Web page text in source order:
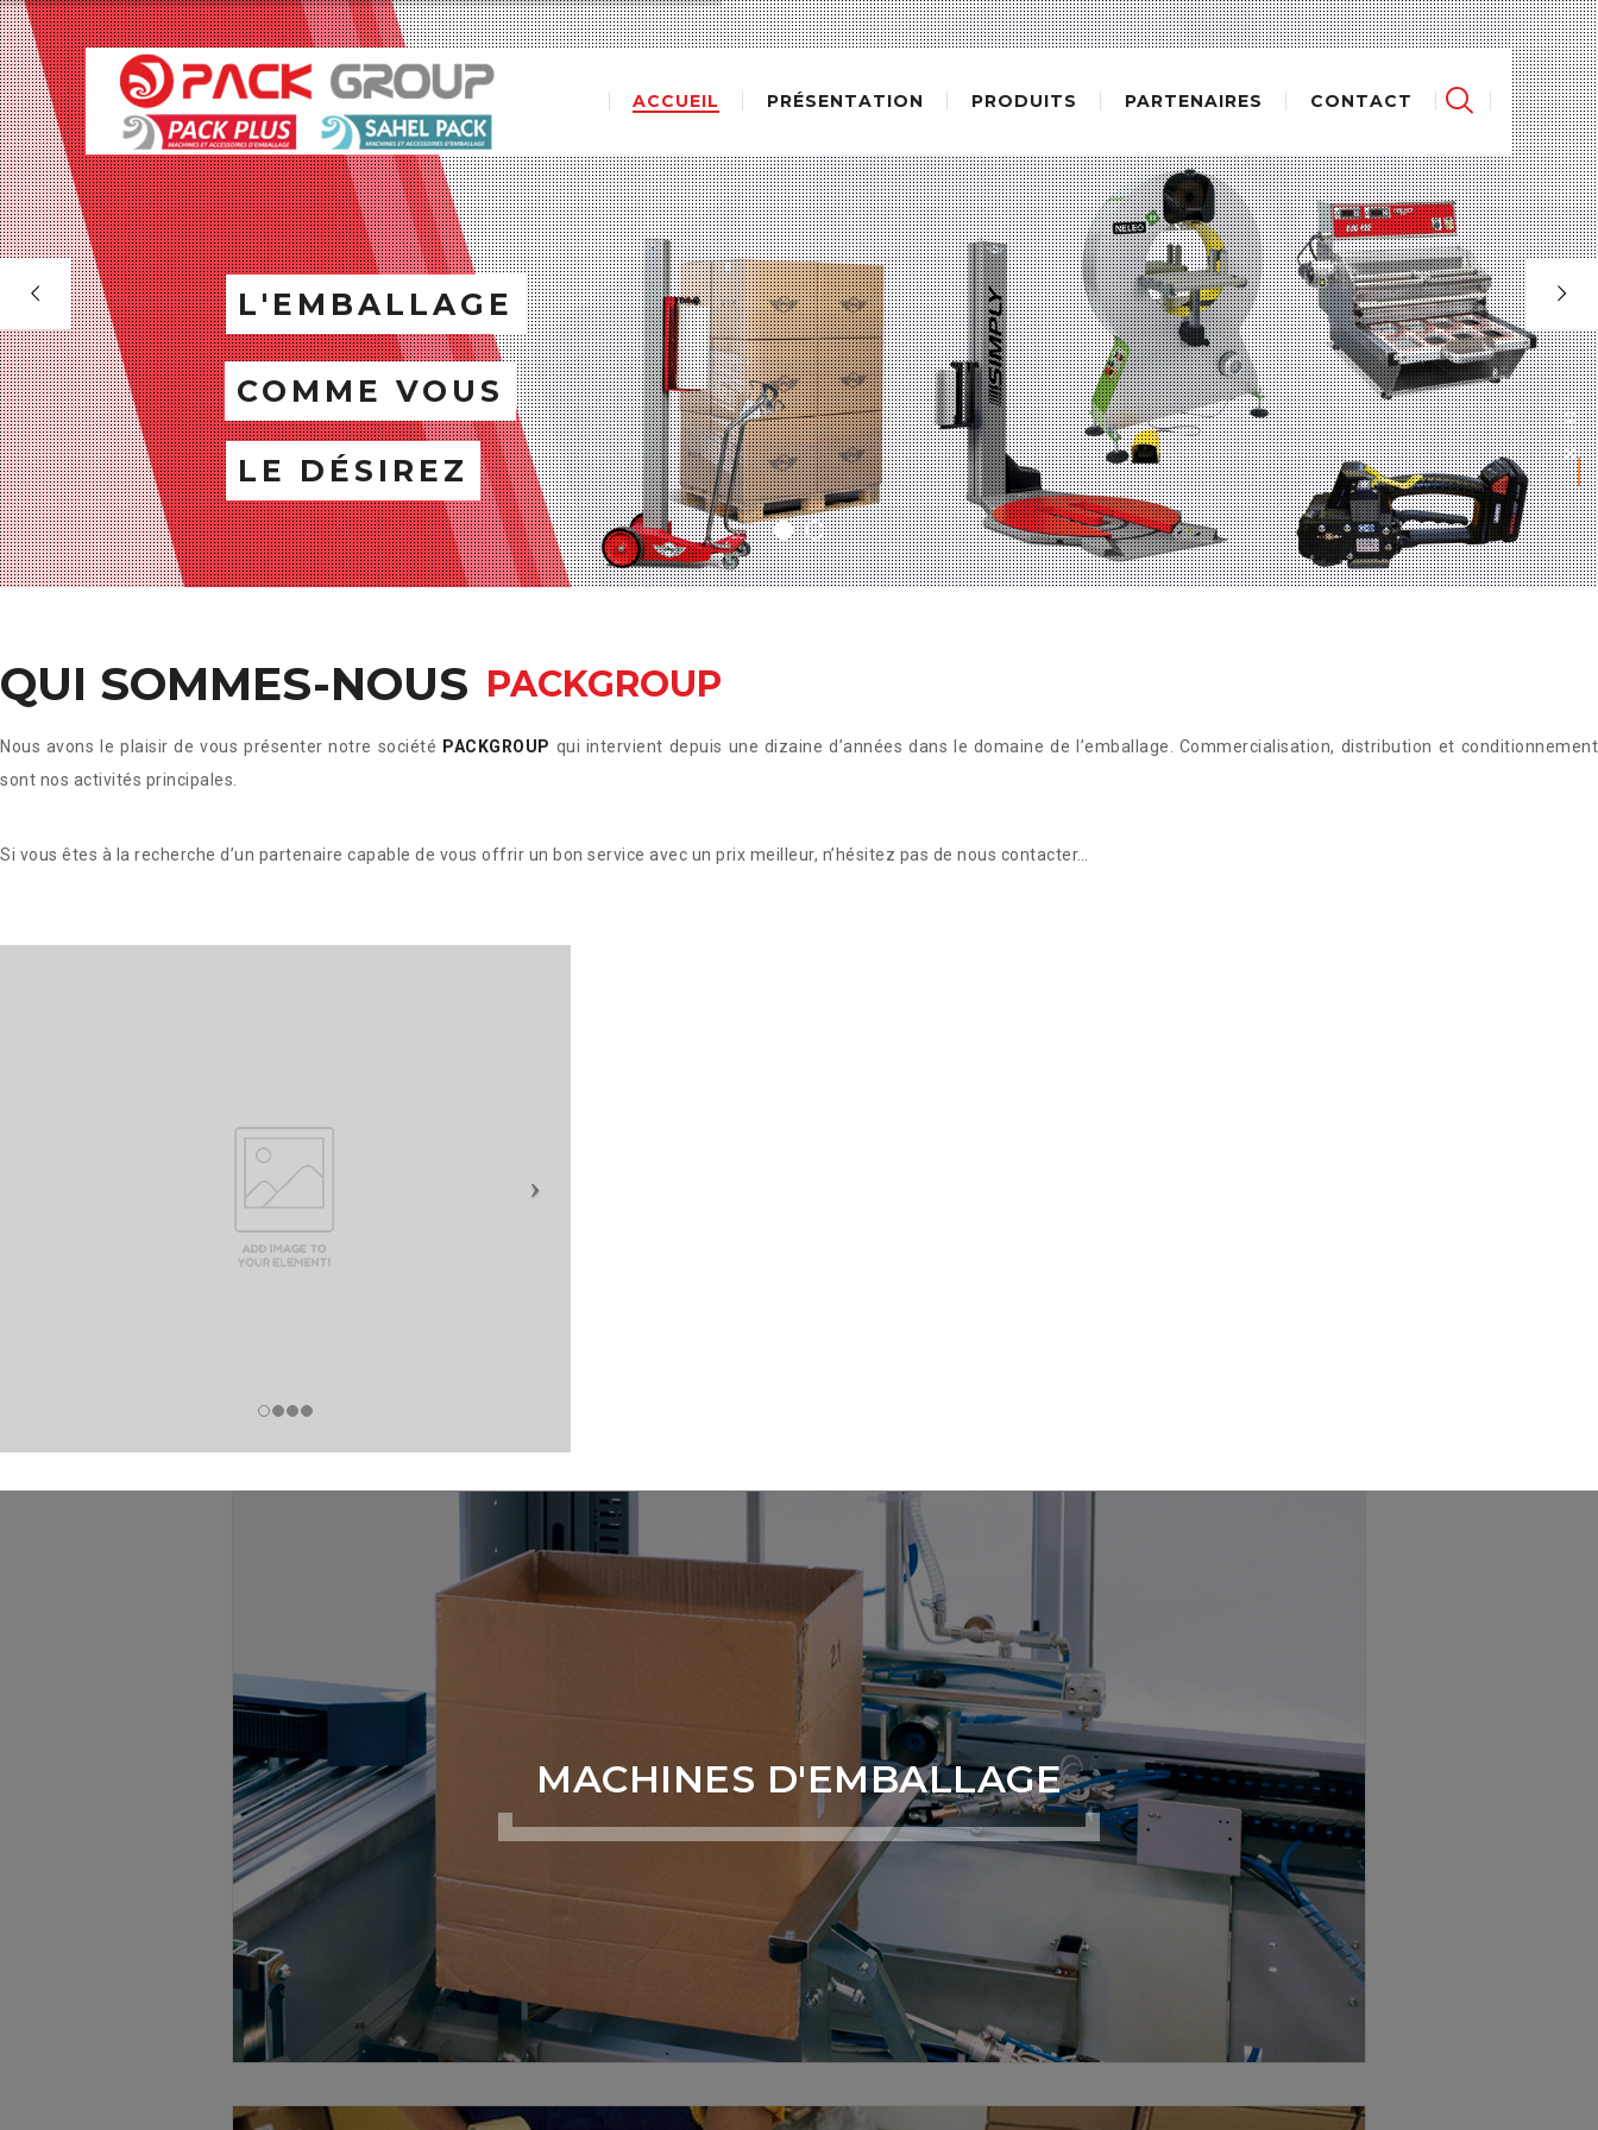
ACCUEIL PRÉSENTATION PRODUITS PARTENAIRES CONTACT
L'EMBALLAGE
COMME VOUS
LE DÉSIREZ
SCROLL
QUI SOMMES-NOUS PACKGROUP
Nous avons le plaisir de vous présenter notre société PACKGROUP qui intervient depuis une dizaine d’années dans le domaine de l’emballage. Commercialisation, distribution et conditionnement
sont nos activités principales.
Si vous êtes à la recherche d’un partenaire capable de vous offrir un bon service avec un prix meilleur, n’hésitez pas de nous contacter…
MACHINES D'EMBALLAGE